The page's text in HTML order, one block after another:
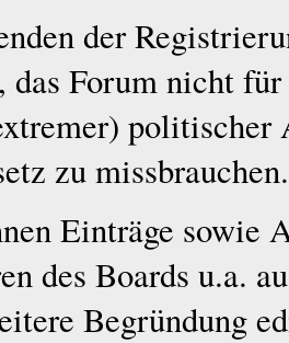
der
das Forum nicht
zu missbrauchen.
Einträge sowie
des Boards u.a.
Begründung